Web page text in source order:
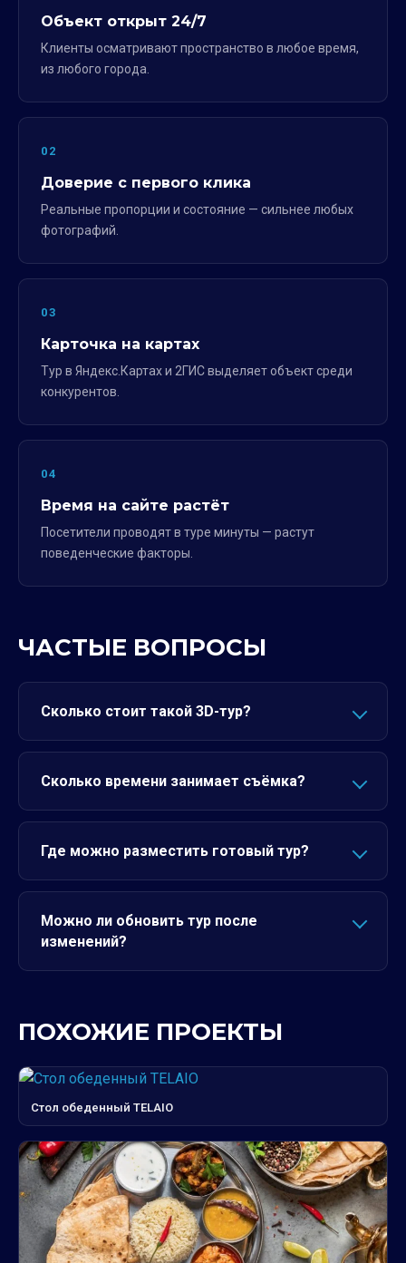
Объект открыт 24/7
Клиенты осматривают пространство в любое время,
из любого города.
02
Доверие с первого клика
Реальные пропорции и состояние — сильнее любых
фотографий.
03
Карточка на картах
Тур в Яндекс.Картах и 2ГИС выделяет объект среди
конкурентов.
04
Время на сайте растёт
Посетители проводят в туре минуты — растут
поведенческие факторы.
ЧАСТЫЕ ВОПРОСЫ
Сколько стоит такой 3D-тур?
Сколько времени занимает съёмка?
Где можно разместить готовый тур?
Можно ли обновить тур после
изменений?
ПОХОЖИЕ ПРОЕКТЫ
Стол обеденный TELAIO